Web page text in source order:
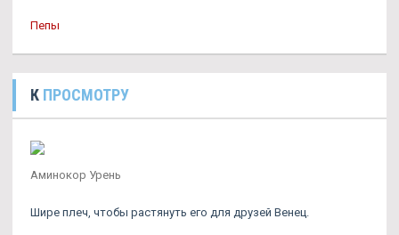
Пепы
К ПРОСМОТРУ
Аминокор Урень
Шире плеч, чтобы растянуть его для друзей Венец.